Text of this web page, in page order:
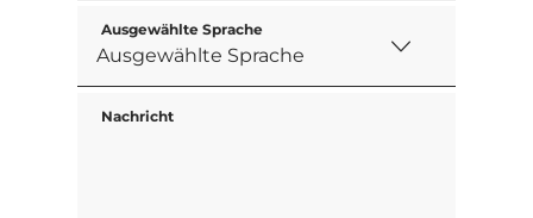
Ausgewählte Sprache
Nachricht